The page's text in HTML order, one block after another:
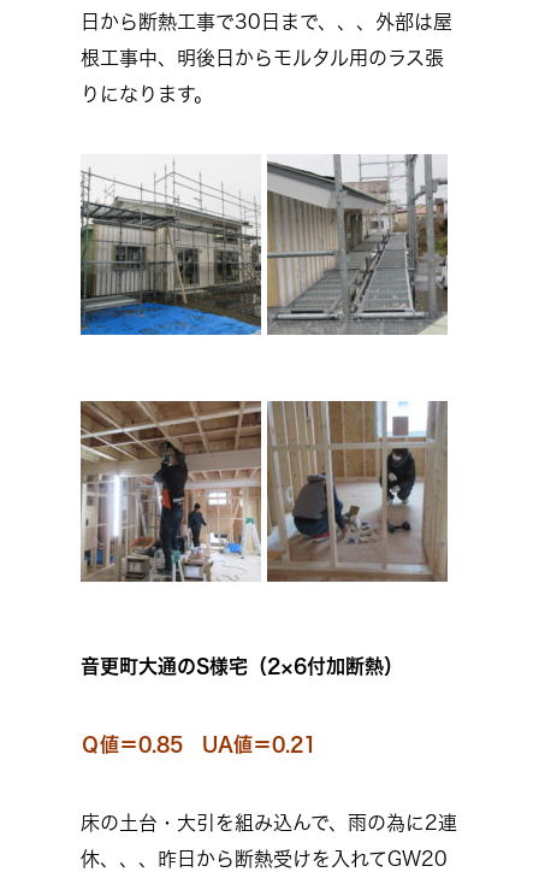
日から断熱工事で30日まで、、、外部は屋
根工事中、明後日からモルタル用のラス張
りになります。
音更町大通のS様宅（2×6付加断熱）
Ｑ値＝0.85 UA値＝0.21
床の土台・大引を組み込んで、雨の為に2連
休、、、昨日から断熱受けを入れてGW20